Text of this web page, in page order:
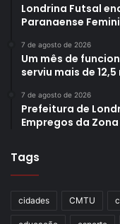
Londrina Futsal
Paranaense
7 de agosto de 2026
Um mês de
serviu mais de
7 de agosto de 2026
Prefeitura de
Empregos da
Tags
cidades CMTU